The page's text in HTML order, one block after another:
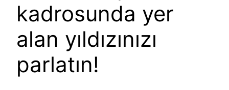
kadrosunda yer
alan yıldızınızı
parlatın!